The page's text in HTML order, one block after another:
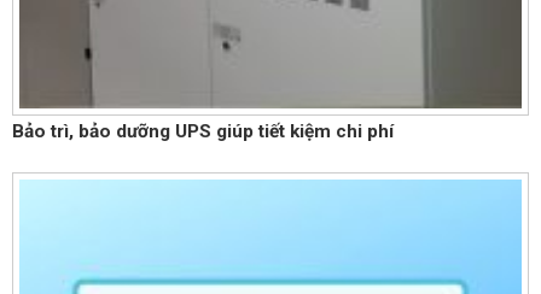
Bảo trì, bảo dưỡng UPS giúp tiết kiệm chi phí